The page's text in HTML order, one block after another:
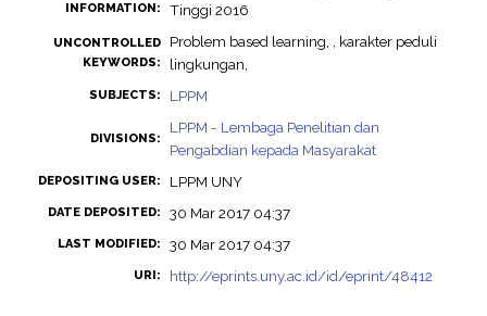
INFORMATION:
Tinggi 2016
UNCONTROLLED
KEYWORDS:
Problem based learning, , karakter peduli
lingkungan,
SUBJECTS: LPPM
DIVISIONS:
LPPM - Lembaga Penelitian dan
Pengabdian kepada Masyarakat
DEPOSITING USER: LPPM UNY
DATE DEPOSITED: 30 Mar 2017 04:37
LAST MODIFIED: 30 Mar 2017 04:37
URI: http://eprints.uny.ac.id/id/eprint/48412